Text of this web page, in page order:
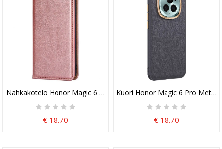
Nahkakotelo Honor Magic 6 Pro Puhelinkuoret Nahkajäljitelmä
€ 18.70
Kuori Honor Magic 6 Pro
€ 18.70